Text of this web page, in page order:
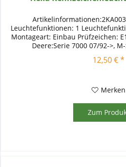
Leuchtefunktionen: 1
Montageart: Einbau Prüfzeichen:
Deere:Serie 7000 07/92->,
12,50 € *
Merken
Zum